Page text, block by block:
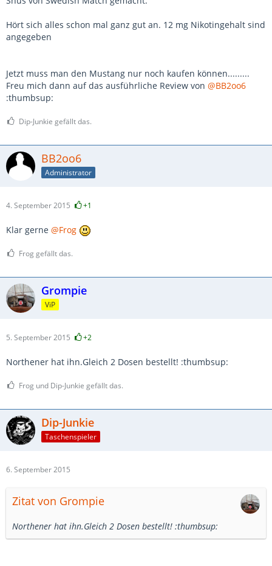
Hört sich alles schon mal ganz gut an. 12 mg Nikotingehalt sind
angegeben
Jetzt muss man den Mustang nur noch kaufen können.........
Freu mich dann auf das ausführliche Review von @BB2oo6
:thumbsup:
Dip-Junkie gefällt das.
BB2oo6
Administrator
4. September 2015 +1
Klar gerne @Frog
Frog gefällt das.
Grompie
ViP
5. September 2015 +2
Northener hat ihn.Gleich 2 Dosen bestellt! :thumbsup:
Frog und Dip-Junkie gefällt das.
Dip-Junkie
Taschenspieler
6. September 2015
Zitat von Grompie
Northener hat ihn.Gleich 2 Dosen bestellt! :thumbsup: